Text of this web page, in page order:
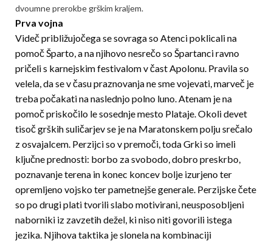
dvoumne prerokbe grškim kraljem.
Prva vojna
Videč približujočega se sovraga so Atenci poklicali na
pomoč Šparto, a na njihovo nesrečo so Špartanci ravno
pričeli s karnejskim festivalom v čast Apolonu. Pravila so
velela, da se v času praznovanja ne sme vojevati, marveč je
treba počakati na naslednjo polno luno. Atenam je na
pomoč priskočilo le sosednje mesto Plataje. Okoli devet
tisoč grških suličarjev se je na Maratonskem polju srečalo
z osvajalcem. Perzijci so v premoči, toda Grki so imeli
ključne prednosti: borbo za svobodo, dobro preskrbo,
poznavanje terena in konec koncev bolje izurjeno ter
opremljeno vojsko ter pametnejše generale. Perzijske čete
so po drugi plati tvorili slabo motivirani, neusposobljeni
naborniki iz zavzetih dežel, ki niso niti govorili istega
jezika. Njihova taktika je slonela na kombinaciji